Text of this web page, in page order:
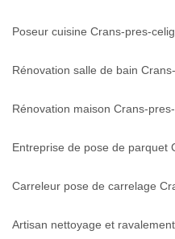
Poseur cuisine Crans-pres-
Rénovation salle de bain
Rénovation maison Crans-
Entreprise de pose de parquet
Carreleur pose de carrelage
Artisan nettoyage et